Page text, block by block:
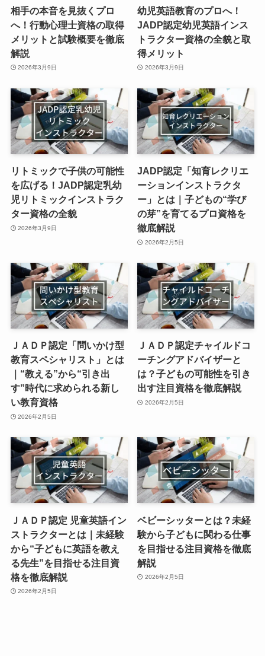
相手の本音を見抜くプロ
へ！行動心理士資格の取得
メリットと試験概要を徹底
解説
2026年3月9日
幼児英語教育のプロへ！
JADP認定幼児英語インス
トラクター資格の全貌と取
得メリット
2026年3月9日
リトミックで子供の可能性
を広げる！JADP認定乳幼
児リトミックインストラク
ター資格の全貌
2026年3月9日
JADP認定「知育レクリエ
ーションインストラクタ
ー」とは｜子どもの“学び
の芽”を育てるプロ資格を
徹底解説
2026年2月5日
ＪＡＤＰ認定「問いかけ型
教育スペシャリスト」とは
｜“教える”から“引き出
す”時代に求められる新し
い教育資格
2026年2月5日
ＪＡＤＰ認定チャイルドコ
ーチングアドバイザーと
は？子どもの可能性を引き
出す注目資格を徹底解説
2026年2月5日
ＪＡＤＰ認定 児童英語イン
ストラクターとは｜未経験
から“子どもに英語を教え
る先生”を目指せる注目資
格を徹底解説
2026年2月5日
ベビーシッターとは？未経
験から子どもに関わる仕事
を目指せる注目資格を徹底
解説
2026年2月5日